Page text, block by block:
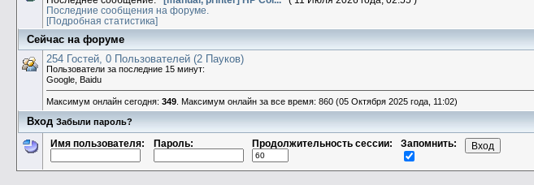
Последние сообщения на форуме.
[Подробная статистика]
Сейчас на форуме
254 Гостей, 0 Пользователей (2 Пауков)
Пользователи за последние 15 минут:
Google, Baidu
Максимум онлайн сегодня:349 . Максимум онлайн за все время: 860 (05 Октября 2025 года, 11:02)
ВходЗабыли пароль?
Имя пользователя: Пароль: Продолжительность сессии: Запомнить: